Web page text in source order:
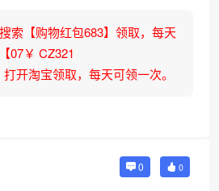
索【购物红包683】领取，每天
07￥ CZ321
开淘宝领取，每天可领一次。
0 0